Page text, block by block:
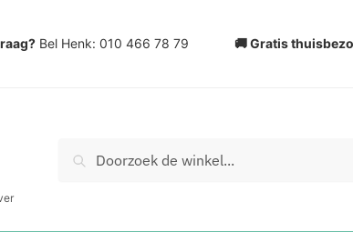
Bel Henk: 010 466 78 79 🚚 Gratis
voor: